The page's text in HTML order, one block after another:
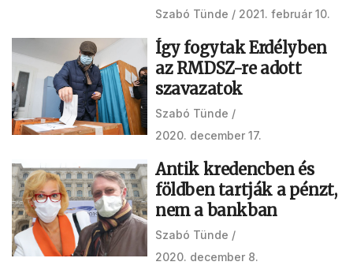
Szabó Tünde 2021. február 10.
Így fogytak Erdélyben
az RMDSZ-re adott
szavazatok
Szabó Tünde
2020. december 17.
Antik kredencben és
földben tartják a pénzt,
nem a bankban
Szabó Tünde
2020. december 8.